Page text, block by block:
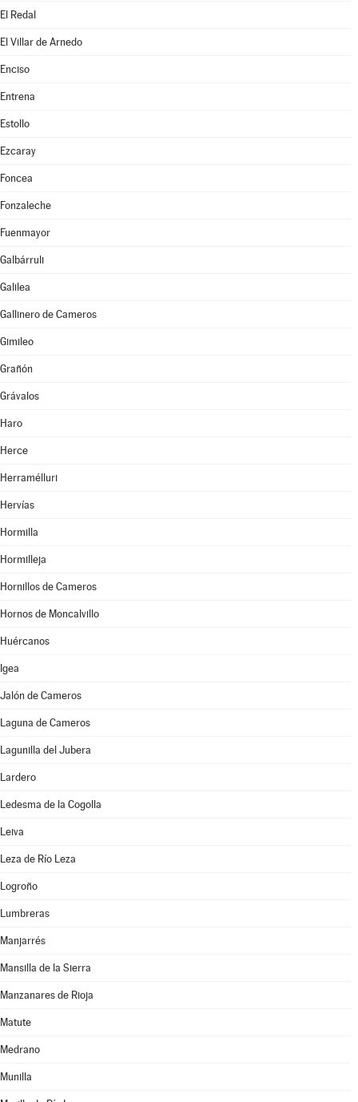
El Redal
El Villar de Arnedo
Enciso
Entrena
Estollo
Ezcaray
Foncea
Fonzaleche
Fuenmayor
Galbárruli
Galilea
Gallinero de Cameros
Gimileo
Grañón
Grávalos
Haro
Herce
Herramélluri
Hervías
Hormilla
Hormilleja
Hornillos de Cameros
Hornos de Moncalvillo
Huércanos
Igea
Jalón de Cameros
Laguna de Cameros
Lagunilla del Jubera
Lardero
Ledesma de la Cogolla
Leiva
Leza de Río Leza
Logroño
Lumbreras
Manjarrés
Mansilla de la Sierra
Manzanares de Rioja
Matute
Medrano
Munilla